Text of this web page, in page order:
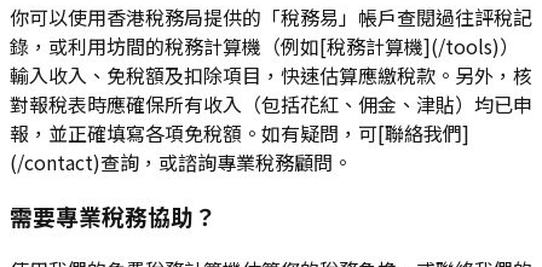
你可以使用香港稅務局提供的「稅務易」帳戶查閱過往評稅記
錄，或利用坊間的稅務計算機（例如[稅務計算機](/tools)）
輸入收入、免稅額及扣除項目，快速估算應繳稅款。另外，核
對報稅表時應確保所有收入（包括花紅、佣金、津貼）均已申
報，並正確填寫各項免稅額。如有疑問，可[聯絡我們]
(/contact)查詢，或諮詢專業稅務顧問。
需要專業稅務協助？